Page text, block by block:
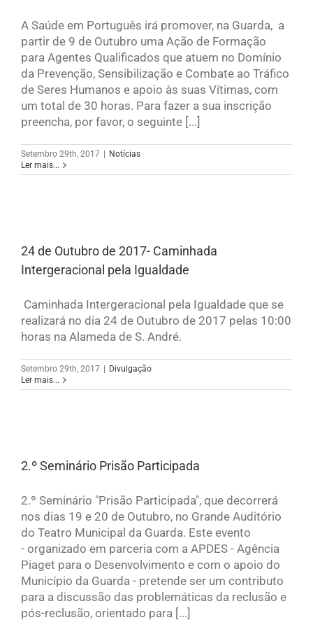
A Saúde em Português irá promover, na Guarda, a
partir de 9 de Outubro uma Ação de Formação
para Agentes Qualificados que atuem no Domínio
da Prevenção, Sensibilização e Combate ao Tráfico
de Seres Humanos e apoio às suas Vítimas, com
um total de 30 horas. Para fazer a sua inscrição
preencha, por favor, o seguinte [...]
Setembro 29th, 2017
Notícias
Ler mais...
24 de Outubro de 2017- Caminhada
Intergeracional pela Igualdade
Caminhada Intergeracional pela Igualdade que se
realizará no dia 24 de Outubro de 2017 pelas 10:00
horas na Alameda de S. André.
Setembro 29th, 2017
Divulgação
Ler mais...
2.º Seminário Prisão Participada
2.º Seminário "Prisão Participada", que decorrerá
nos dias 19 e 20 de Outubro, no Grande Auditório
do Teatro Municipal da Guarda. Este evento
- organizado em parceria com a APDES - Agência
Piaget para o Desenvolvimento e com o apoio do
Município da Guarda - pretende ser um contributo
para a discussão das problemáticas da reclusão e
pós-reclusão, orientado para [...]